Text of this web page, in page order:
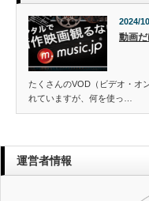
2024/
動画
たくさんのVOD（ビデオ・オ
れていますが、何を使っ…
運営者情報